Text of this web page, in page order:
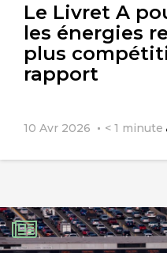
Le Livret A
les énergies
plus
rapport
10 Avr 2026 < 1 minute